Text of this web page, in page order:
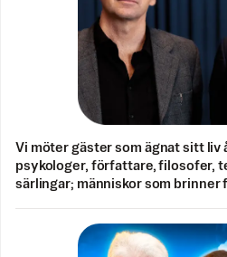
Vi möter gäster som ägnat sitt liv
psykologer, författare, filosofer,
särlingar; människor som brinner